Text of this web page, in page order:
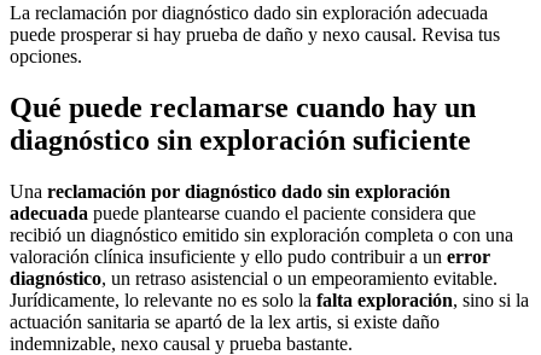
La reclamación por diagnóstico dado sin exploración adecuada
puede prosperar si hay prueba de daño y nexo causal. Revisa tus
opciones.
Qué puede reclamarse cuando hay un
diagnóstico sin exploración suficiente
Una reclamación por diagnóstico dado sin exploración
adecuada puede plantearse cuando el paciente considera que
recibió un diagnóstico emitido sin exploración completa o con una
valoración clínica insuficiente y ello pudo contribuir a un error
diagnóstico, un retraso asistencial o un empeoramiento evitable.
Jurídicamente, lo relevante no es solo la falta exploración, sino si la
actuación sanitaria se apartó de la lex artis, si existe daño
indemnizable, nexo causal y prueba bastante.